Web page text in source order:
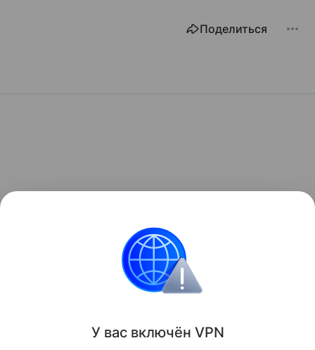
Поделиться
У вас включён VPN